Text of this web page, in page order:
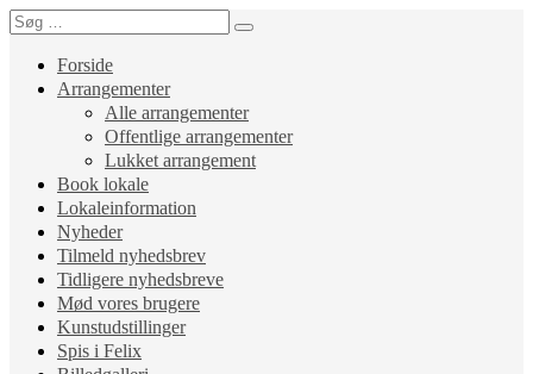
Forside
Arrangementer
Alle arrangementer
Offentlige arrangementer
Lukket arrangement
Book lokale
Lokaleinformation
Nyheder
Tilmeld nyhedsbrev
Tidligere nyhedsbreve
Mød vores brugere
Kunstudstillinger
Spis i Felix